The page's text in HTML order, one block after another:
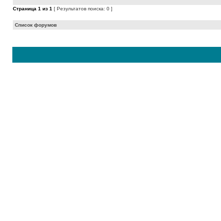
Страница 1 из 1 [ Результатов поиска: 0 ]
Список форумов